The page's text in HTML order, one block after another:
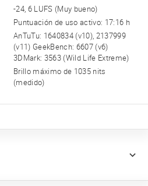
-24, 6 LUFS (Muy bueno)
Puntuación de uso activo: 17:16 h
AnTuTu: 1640834 (v10), 2137999
(v11) GeekBench: 6607 (v6)
3DMark: 3563 (Wild Life Extreme)
Brillo máximo de 1035 nits
(medido)